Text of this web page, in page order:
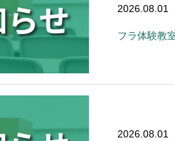
2026.08.01
フラ体験教
2026.08.01